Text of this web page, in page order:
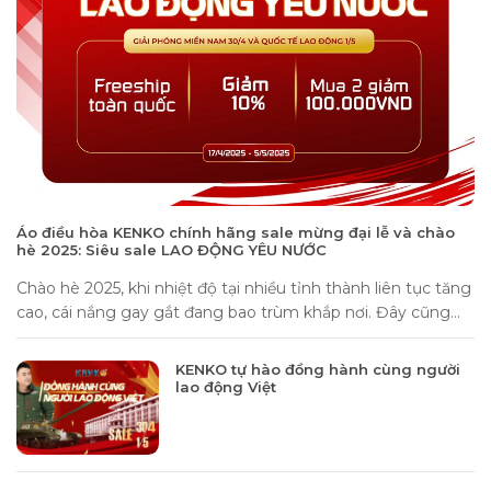
Áo điều hòa KENKO chính hãng sale mừng đại lễ và chào
hè 2025: Siêu sale LAO ĐỘNG YÊU NƯỚC
Chào hè 2025, khi nhiệt độ tại nhiều tỉnh thành liên tục tăng
cao, cái nắng gay gắt đang bao trùm khắp nơi. Đây cũng...
KENKO tự hào đồng hành cùng người
lao động Việt